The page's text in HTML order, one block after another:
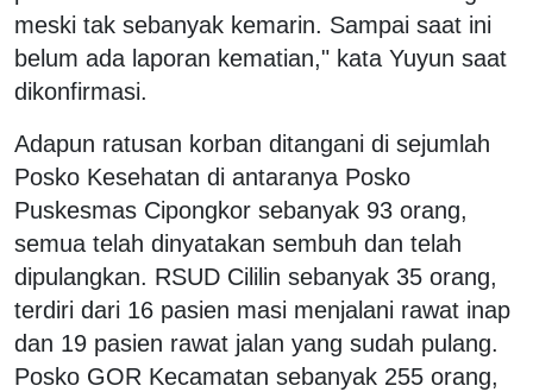
meski tak sebanyak kemarin. Sampai saat ini
belum ada laporan kematian," kata Yuyun saat
dikonfirmasi.
Adapun ratusan korban ditangani di sejumlah
Posko Kesehatan di antaranya Posko
Puskesmas Cipongkor sebanyak 93 orang,
semua telah dinyatakan sembuh dan telah
dipulangkan. RSUD Cililin sebanyak 35 orang,
terdiri dari 16 pasien masi menjalani rawat inap
dan 19 pasien rawat jalan yang sudah pulang.
Posko GOR Kecamatan sebanyak 255 orang,